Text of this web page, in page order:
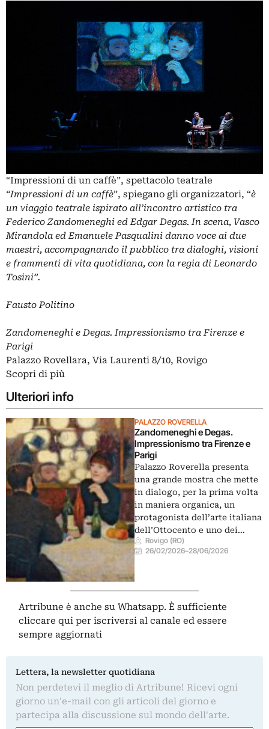
“Impressioni di un caffè”, spettacolo teatrale
“Impressioni di un caffè”, spiegano gli organizzatori, “è
un viaggio teatrale ispirato all’incontro artistico tra
Federico Zandomeneghi ed Edgar Degas. In scena, Vasco
Mirandola ed Emanuele Pasqualini danno voce ai due
maestri, accompagnando il pubblico tra dialoghi, visioni
e frammenti di vita quotidiana, con la regia di Leonardo
Tosini”.
Fausto Politino
Zandomeneghi e Degas. Impressionismo tra Firenze e
Parigi
Palazzo Rovellara, Via Laurenti 8/10, Rovigo
Scopri di più
Ulteriori info
PALAZZO ROVERELLA
Zandomeneghi e Degas.
Impressionismo tra Firenze e
Parigi
Palazzo Roverella presenta
una grande mostra che mette
in dialogo, per la prima volta
in maniera organica, un
protagonista dell’arte italiana
dell’Ottocento e uno dei…
Rovigo (RO)
26/02/2026–28/06/2026
Artribune è anche su Whatsapp. È sufficiente
cliccare qui per iscriversi al canale ed essere
sempre aggiornati
Lettera, la newsletter quotidiana
Non perdetevi il meglio di Artribune! Ricevi ogni
giorno un'e-mail con gli articoli del giorno e
partecipa alla discussione sul mondo dell'arte.